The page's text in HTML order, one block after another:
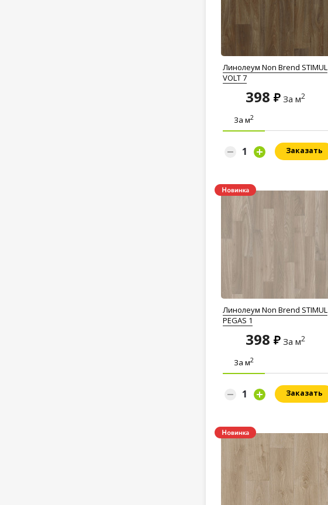
Линолеум Non Brend STIMUL
VOLT 7
398 За м2
За м2
Заказать
Линолеум Non Brend STIMUL
PEGAS 1
398 За м2
За м2
Заказать